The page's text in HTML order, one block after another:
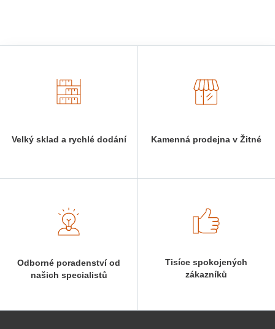
Velký sklad a rychlé dodání Kamenná prodejna v Žitné
Odborné poradenství od
našich specialistů
Tisíce spokojených
zákazníků